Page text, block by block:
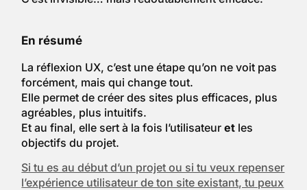
En résumé
La réflexion UX, c’est une étape qu’on ne voit pas
forcément, mais qui change tout.
Elle permet de créer des sites plus efficaces, plus
agréables, plus intuitifs.
Et au final, elle sert à la fois l’utilisateuret les
objectifs du projet.
Si tu es au début d’un projet ou si tu veux repenser
l’expérience utilisateur de ton site existant, tu peux